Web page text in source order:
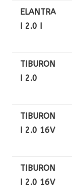
ELANTRA
I 2.0 I
TIBURON
I 2.0
TIBURON
I 2.0 16V
TIBURON
I 2.0 16V